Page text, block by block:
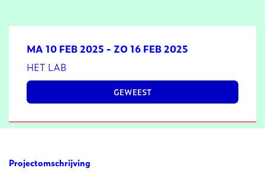
MA 10 FEB 2025 - ZO 16 FEB 2025
HET LAB
GEWEEST
Projectomschrijving